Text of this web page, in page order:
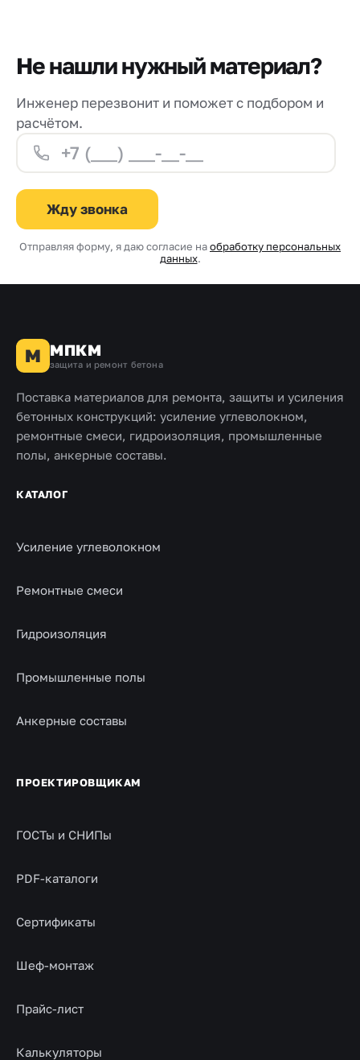
Не нашли нужный материал?
Инженер перезвонит и поможет с подбором и
расчётом.
Жду звонка
Отправляя форму, я даю согласие наобработку персональных
данных.
М МПКМ
защита и ремонт бетона
Поставка материалов для ремонта, защиты и усиления
бетонных конструкций: усиление углеволокном,
ремонтные смеси, гидроизоляция, промышленные
полы, анкерные составы.
КАТАЛОГ
Усиление углеволокном
Ремонтные смеси
Гидроизоляция
Промышленные полы
Анкерные составы
ПРОЕКТИРОВЩИКАМ
ГОСТы и СНИПы
PDF-каталоги
Сертификаты
Шеф-монтаж
Прайс-лист
Калькуляторы